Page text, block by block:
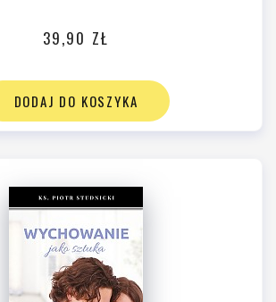
39,90 ZŁ
DODAJ DO KOSZYKA